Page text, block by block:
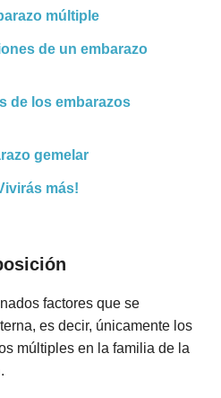
múltiple
de un embarazo
de los embarazos
gemelar
más!
factores que se
es decir, únicamente los
múltiples en la familia de la